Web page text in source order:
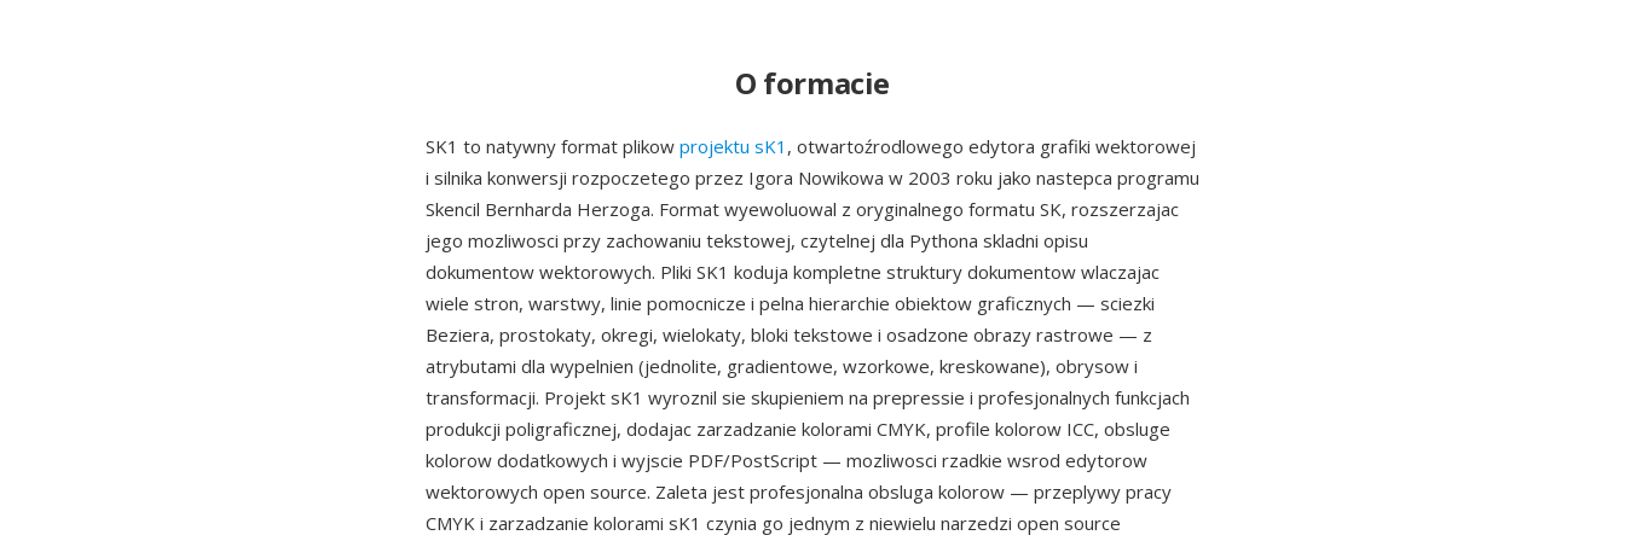
O formacie
SK1 to natywny format plikow projektu sK1 , otwartoźrodlowego edytora grafiki wektorowej
i silnika konwersji rozpoczetego przez Igora Nowikowa w 2003 roku jako nastepca programu
Skencil Bernharda Herzoga. Format wyewoluowal z oryginalnego formatu SK, rozszerzajac
jego mozliwosci przy zachowaniu tekstowej, czytelnej dla Pythona skladni opisu
dokumentow wektorowych. Pliki SK1 koduja kompletne struktury dokumentow wlaczajac
wiele stron, warstwy, linie pomocnicze i pelna hierarchie obiektow graficznych — sciezki
Beziera, prostokaty, okregi, wielokaty, bloki tekstowe i osadzone obrazy rastrowe — z
atrybutami dla wypelnien (jednolite, gradientowe, wzorkowe, kreskowane), obrysow i
transformacji. Projekt sK1 wyroznil sie skupieniem na prepressie i profesjonalnych funkcjach
produkcji poligraficznej, dodajac zarzadzanie kolorami CMYK, profile kolorow ICC, obsluge
kolorow dodatkowych i wyjscie PDF/PostScript — mozliwosci rzadkie wsrod edytorow
wektorowych open source. Zaleta jest profesjonalna obsluga kolorow — przeplywy pracy
CMYK i zarzadzanie kolorami sK1 czynia go jednym z niewielu narzedzi open source